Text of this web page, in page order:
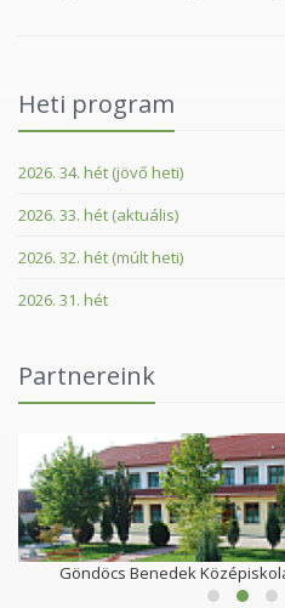
Heti program
2026. 34. hét (jövő heti)
2026. 33. hét (aktuális)
2026. 32. hét (múlt heti)
2026. 31. hét
Partnereink
Göndöcs Benedek